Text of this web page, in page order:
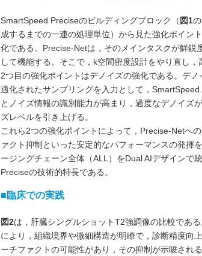
SmartSpeed Preciseのビルディングブロック（ 図1
成するまでの一連の処理単位）から見た強化ポイン
化である。Precise-Netは，そのメインタスクが鮮
して機能する。そこで，k空間密度設計をやり直し，
2つ目の強化ポイントはデノイズの強化である。デ
適化されたサンプリングを入力として，
とノイズ情報の識別能力が高まり，過度なデノイズ
ズレベルを引き上げる。
これら2つの強化ポイントによって，Precise-Netへ
ァクト抑制といった安定的なパフォーマンスの発揮
ージングチェーン全体（ALL）をDual AIデザインで
Preciseの技術的特長である。
■臨床での実践
図2は，肝臓シングルショットT2強調像の比較であ
により，組織境界や微細構造が明瞭で，診断精度向上
ーチファクトの可能性があり，その抑制が示唆される